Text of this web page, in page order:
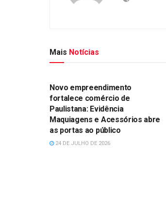
Mais Notícias
Novo empreendimento
fortalece comércio de
Paulistana: Evidência
Maquiagens e Acessórios abre
as portas ao público
24 DE JULHO DE 2026